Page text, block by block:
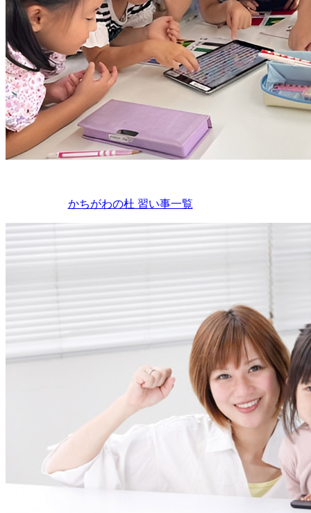
かちがわの杜 習い事一覧